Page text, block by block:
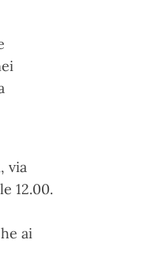
via
12.00.
ai